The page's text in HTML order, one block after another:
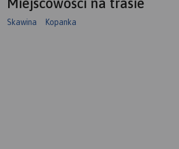
Skawina Kopanka